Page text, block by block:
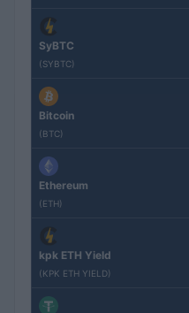
SyBTC
(SYBTC)
Bitcoin
(BTC)
Ethereum
(ETH)
kpk ETH Yield
(KPK ETH YIELD)